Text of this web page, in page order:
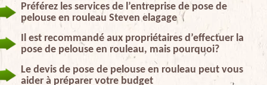
Préférez les services de l’entreprise de pose de
pelouse en rouleau Steven elagage
Il est recommandé aux propriétaires d’effectuer la
pose de pelouse en rouleau, mais pourquoi?
Le devis de pose de pelouse en rouleau peut vous
aider à préparer votre budget